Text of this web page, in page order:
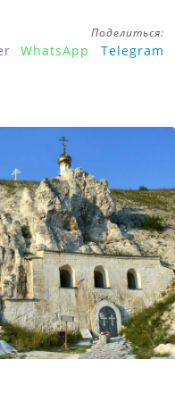
Поделиться:
WhatsApp Telegram